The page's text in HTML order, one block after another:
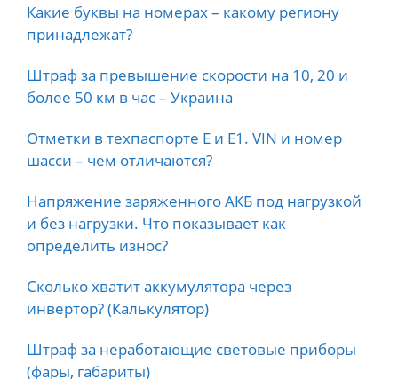
Какие буквы на номерах – какому региону
принадлежат?
Штраф за превышение скорости на 10, 20 и
более 50 км в час – Украина
Отметки в техпаспорте E и E1. VIN и номер
шасси – чем отличаются?
Напряжение заряженного АКБ под нагрузкой
и без нагрузки. Что показывает как
определить износ?
Сколько хватит аккумулятора через
инвертор? (Калькулятор)
Штраф за неработающие световые приборы
(фары, габариты)